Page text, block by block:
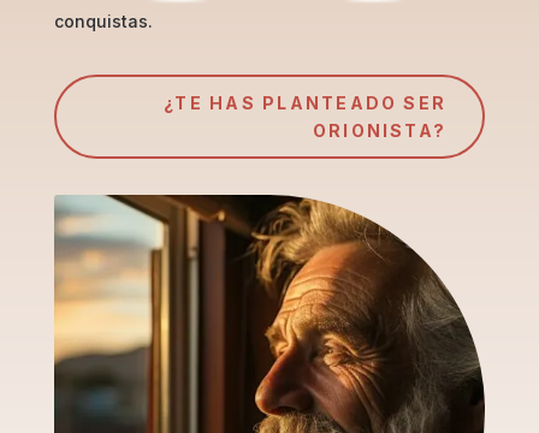
conquistas.
¿TE HAS PLANTEADO SER
ORIONISTA?